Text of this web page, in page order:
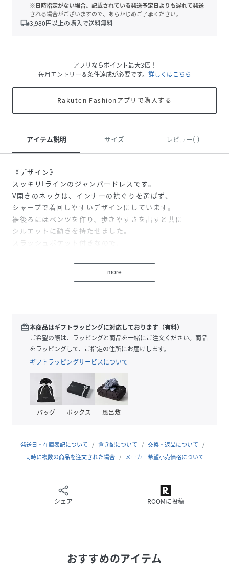
※日時指定がない場合、記載されている発送予定日よりも遅れて発送
される場合がございますので、あらかじめご了承ください。
local_shipping3,980円以上の購入で送料無料
アプリならポイント最大3倍！
毎月エントリー＆条件達成が必要です。 詳しくはこちら
Rakuten Fashionアプリで購入する
アイテム説明 サイズ レビュー(-)
《デザイン》
スッキリIラインのジャンパードレスです。
V開きのネックは、インナーの襟ぐりを選ばず、
シャープで着回しやすいデザインにしています。
裾後ろにはベンツを作り、歩きやすさを出すと共に
シルエットに動きを持たせました。
スラッシュポケット付きなので、
ジャージーならではのストレッチ性があるので、着心地の良
い素材です。
《セットアップ対応》
同素材のジャケット（品番:12-20JI01-204）や
ジレ（品番:12-21VI02-204）と、
セットアップとしてお召しいただけます。
・12-21VI02-204（ロングジレ）
・12-31OI02-204（Iラインジャンパードレス）
……………………
more
redeem本商品はギフトラッピングに対応しております（有料）
ご希望の際は、ラッピングと商品を一緒にご注文ください。商品
をラッピングして、ご指定の住所にお届けします。
ギフトラッピングサービスについて
バッグ ボックス 風呂敷
発送日・在庫表記について 置き配について
交換・返品について
同時に複数の商品を注文された場合
メーカー希望小売価格について
シェア ROOMに投稿
おすすめのアイテム